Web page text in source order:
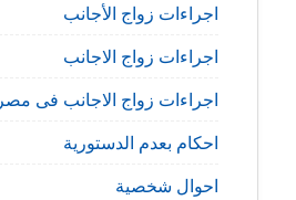
اجراءات زواج الأجانب
اجراءات زواج الاجانب
اجراءات زواج الاجانب فى مصر
احكام بعدم الدستورية
احوال شخصية